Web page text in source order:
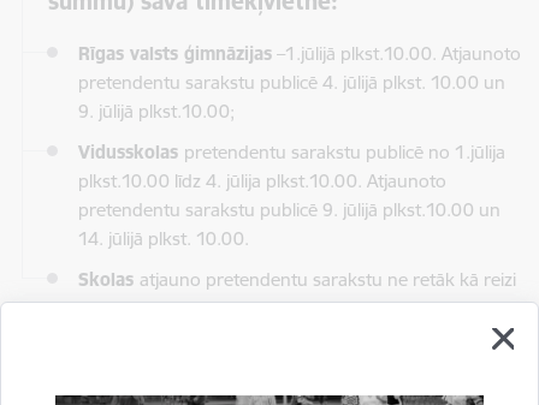
Rīgas valsts ģimnāzijas –1.jūlijā plkst.10.00. Atjaunoto
pretendentu sarakstu publicē 4. jūlijā plkst. 10.00 un
9. jūlijā plkst.10.00;
Vidusskolas pretendentu sarakstu publicē no 1.jūlija
plkst.10.00 līdz 4. jūlija plkst.10.00. Atjaunoto
pretendentu sarakstu publicē 9. jūlijā plkst.10.00 un
14. jūlijā plkst. 10.00.
Skolas atjauno pretendentu sarakstu ne retāk kā reizi
trijās dienās, ņemot vērā saņemtos iesniegumus par
Dokumentu iesniegšana uzņemšanai 10.klasē notiek skolas